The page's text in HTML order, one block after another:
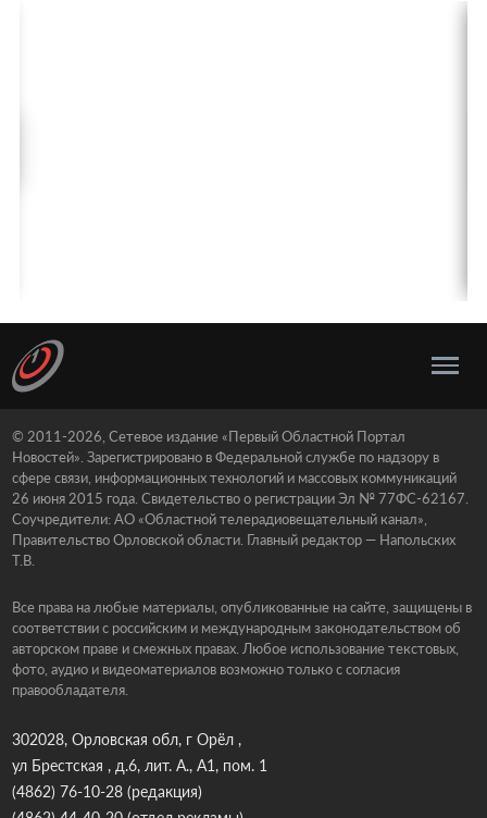
© 2011-2026, Сетевое издание «Первый Областной Портал
Новостей». Зарегистрировано в Федеральной службе по надзору в
сфере связи, информационных технологий и массовых коммуникаций
26 июня 2015 года. Свидетельство о регистрации Эл № 77ФС-62167.
Соучредители: АО «Областной телерадиовещательный канал»,
Правительство Орловской области. Главный редактор — Напольских
Т.В.
Все права на любые материалы, опубликованные на сайте, защищены в
соответствии с российским и международным законодательством об
авторском праве и смежных правах. Любое использование текстовых,
фото, аудио и видеоматериалов возможно только с согласия
правообладателя.
302028, Орловская обл, г Орёл ,
ул Брестская , д.6, лит. А., А1, пом. 1
(4862) 76-10-28(редакция)